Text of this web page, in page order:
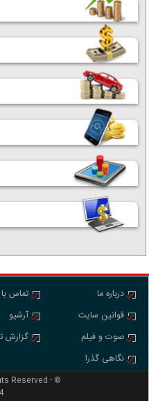
درباره ما
قوانین سایت
صوت و فیلم
نگاهی گذرا
تماس با
آرشیو
گزارش
Reserved - ©